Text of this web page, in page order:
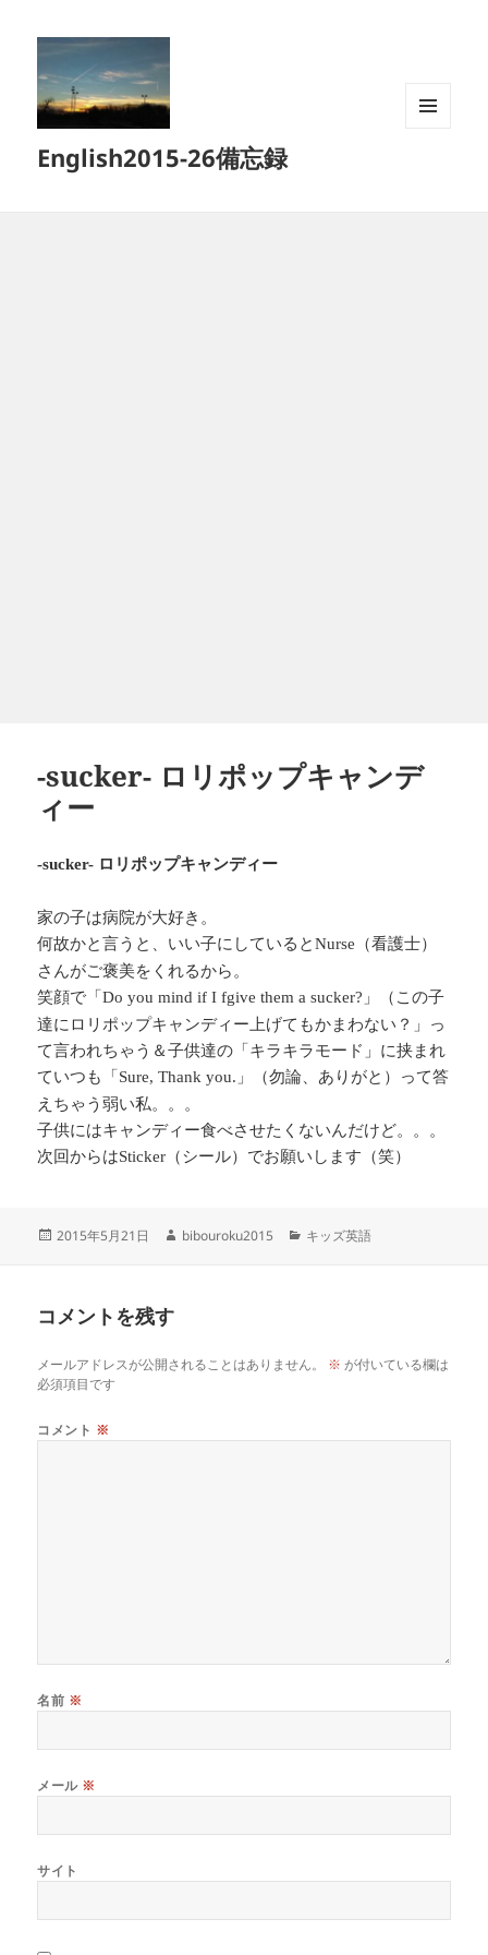
English2015-26備忘録
-sucker- ロリポップキャンデ
ィー
-sucker- ロリポップキャンディー
家の子は病院が大好き。
何故かと言うと、いい子にしているとNurse
（看護士）
さんがご褒美をくれるから。
笑顔で「Do you mind if I fgive them a sucker? 」（この子
達にロリポップキャンディー上げてもかまわない？」っ
て言われちゃう＆子供達の「キラキラモード」に挟まれ
ていつも「Sure, Thank you. 」（勿論、ありがと）って答
えちゃう弱い私。。。
子供にはキャンディー食べさせたくないんだけど。。。
次回からはSticker （シール）でお願いします（笑）
投
2015年5月21日
作
bibouroku2015
カ
キッズ英語
コメントを残す
メールアドレスが公開されることはありません。 ※ が付いている欄は
必須項目です
コメント ※
名前 ※
メール ※
サイト